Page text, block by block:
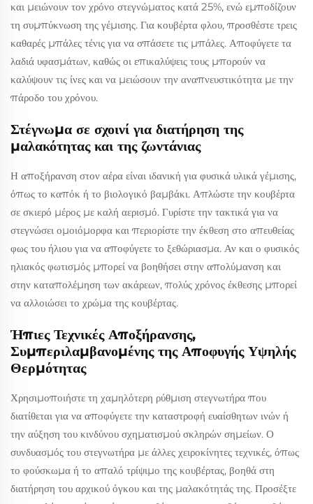
και μειώνουν τον χρόνο στεγνώματος κατά 25%, ενώ εμποδίζουν
τη συμπύκνωση της γέμισης. Για κουβέρτα φλου, προσθέστε τρεις
καθαρές μπάλες τένις για να σπάσετε τις μπάλες. Αποφύγετε τα
λαδιά υφασμάτων, καθώς οι επικαλύψεις τους μπορούν να
καλύψουν τις ίνες και να μειώσουν την αναπνευστικότητα με την
πάροδο του χρόνου.
Στέγνωμα σε σχοινί για διατήρηση της
μαλακότητας και της ζωντάνιας
Η αποξήρανση στον αέρα είναι ιδανική για φυσικά υλικά γέμισης,
όπως το καπόκ ή το βιολογικό βαμβάκι. Απλώστε την κουβέρτα
σε σκιερό μέρος με καλή αερισμό. Γυρίστε την τακτικά για να
στεγνώσει ομοιόμορφα και περιορίστε την έκθεση στο απευθείας
φως του ήλιου για να αποφύγετε το ξεθώριασμα. Αν και ο φυσικός
ηλιακός φωτισμός μπορεί να βοηθήσει στην απολύμανση και
στην καταπολέμηση των ακάρεων, πολύς χρόνος έκθεσης μπορεί
να αλλοιώσει το χρώμα της κουβέρτας.
Ήπιες Τεχνικές Αποξήρανσης,
Συμπεριλαμβανομένης της Αποφυγής Υψηλής
Θερμότητας
Χρησιμοποιήστε τη χαμηλότερη ρύθμιση στεγνωτήρα που
διατίθεται για να αποφύγετε την καταστροφή ευαίσθητων ινών ή
την αύξηση του κινδύνου σχηματισμού σκληρών σημείων. Ο
συνδυασμός του στεγνωτήρα με άλλες χειροκίνητες τεχνικές, όπως
το φούσκωμα ή το απαλό τρίψιμο της κουβέρτας, βοηθά στη
διατήρηση του αρχικού όγκου και της μαλακότητάς της. Προσέξτε